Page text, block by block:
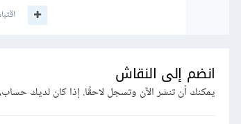
انضم إلى النقاش
يمكنك أن تنشر الآن وتسجل لاحقًا. إذا كان لديك حساب،